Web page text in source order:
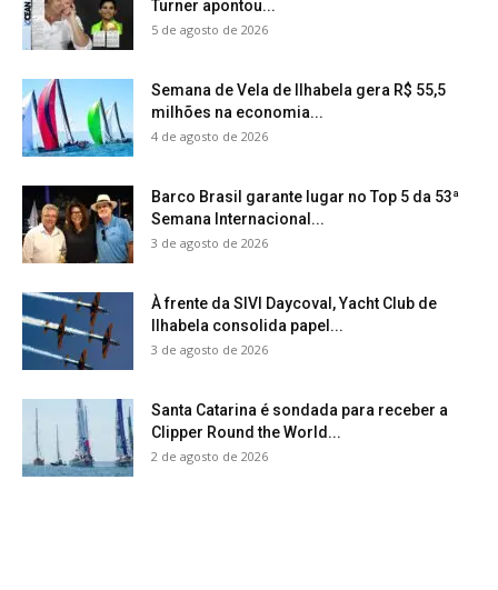
Turner apontou...
5 de agosto de 2026
Semana de Vela de Ilhabela gera R$ 55,5
milhões na economia...
4 de agosto de 2026
Barco Brasil garante lugar no Top 5 da 53ª
Semana Internacional...
3 de agosto de 2026
À frente da SIVI Daycoval, Yacht Club de
Ilhabela consolida papel...
3 de agosto de 2026
Santa Catarina é sondada para receber a
Clipper Round the World...
2 de agosto de 2026